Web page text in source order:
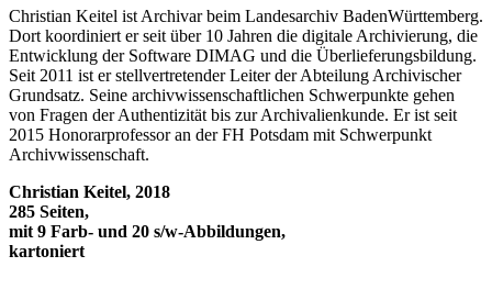
Christian Keitel ist Archivar beim Landesarchiv Baden­Württemberg.
Dort koordiniert er seit über 10 Jahren die digitale Archivierung, die
Entwicklung der Software DIMAG und die Überlieferungsbildung.
Seit 2011 ist er stellvertretender Leiter der Abteilung Archivischer
Grundsatz. Seine archivwissenschaftlichen Schwerpunkte gehen
von Fragen der Authentizität bis zur Archivalienkunde. Er ist seit
2015 Honorarprofessor an der FH ­Potsdam mit Schwerpunkt
Archivwissenschaft.
Christian Keitel, 2018
285 Seiten,
mit 9 Farb- und 20 s/w-Abbildungen,
kartoniert